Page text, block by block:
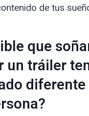
de tus
que
un tráiler
diferente